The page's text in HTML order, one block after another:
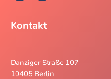
Kontakt
Danziger Straße 107
10405 Berlin